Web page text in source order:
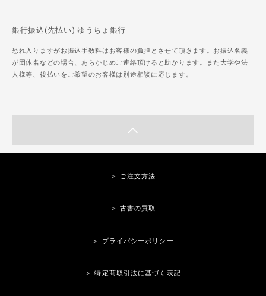
銀行振込(先払い) ゆうちょ銀行
恐れ入りますがお振込手数料はお客様の負担とさせて頂きます。お振込名義
が団体名などの場合、あらかじめご連絡頂けると助かります。また大学や法
人様等、後払いをご希望のお客様は別途相談に応じます。
＞ ご注文方法
＞ 古書の買取
＞ プライバシーポリシー
＞ 特定商取引法に基づく表記